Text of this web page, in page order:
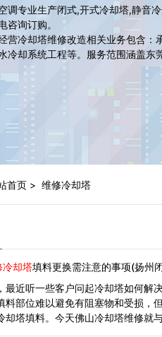
专业生产闭式,开式冷却塔,静音冷
咨询订购。
冷却塔维修改造相关业务包含：
冷却系统工程等。服务范围涵盖东
首页 > 维修冷却塔
冷却塔填料更换需注意的事项(扬州
最近听一些客户问起冷却塔如何解
料部位难以避免有阻塞物和受损，
却塔填料。今天佛山冷却塔维修就